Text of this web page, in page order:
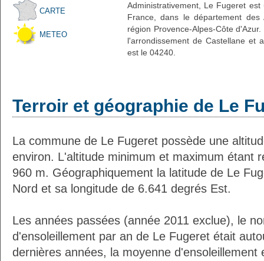
CARTE
METEO
Administrativement, Le Fugeret
France, dans le département des
région Provence-Alpes-Côte
l'arrondissement de Castellane et
est le 04240.
Terroir et géographie de Le
La commune de Le Fugeret possède une
environ. L'altitude minimum et maximum étant
960 m. Géographiquement la latitude de Le
Nord et sa longitude de 6.641 degrés Est.
Les années passées (année 2011 exclue), le
d'ensoleillement par an de Le Fugeret était
dernières années, la moyenne d'ensoleillement